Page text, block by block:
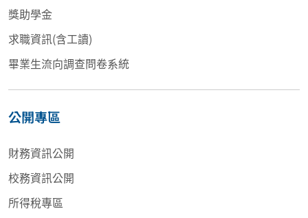
獎助學金
求職資訊(含工讀)
畢業生流向調查問卷系統
公開專區
財務資訊公開
校務資訊公開
所得稅專區